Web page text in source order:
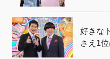
好きな
さえ1位